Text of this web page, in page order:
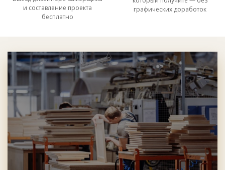
и составление проекта
бесплатно
графических доработок